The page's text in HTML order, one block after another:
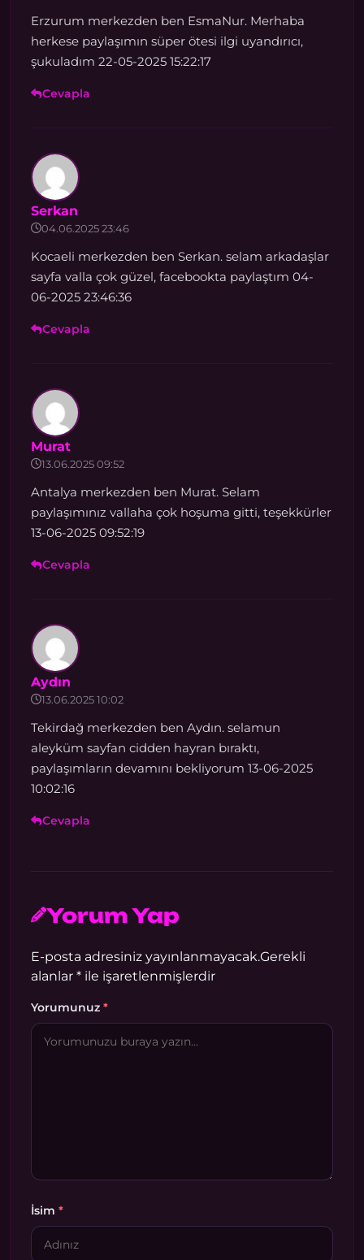
Erzurum merkezden ben EsmaNur. Merhaba
herkese paylaşımın süper ötesi ilgi uyandırıcı,
şukuladım 22-05-2025 15:22:17
Cevapla
Serkan
04.06.2025 23:46
Kocaeli merkezden ben Serkan. selam arkadaşlar
sayfa valla çok güzel, facebookta paylaştım 04-
06-2025 23:46:36
Cevapla
Murat
13.06.2025 09:52
Antalya merkezden ben Murat. Selam
paylaşımınız vallaha çok hoşuma gitti, teşekkürler
13-06-2025 09:52:19
Cevapla
Aydın
13.06.2025 10:02
Tekirdağ merkezden ben Aydın. selamun
aleyküm sayfan cidden hayran bıraktı,
paylaşımların devamını bekliyorum 13-06-2025
10:02:16
Cevapla
Yorum Yap
E-posta adresiniz yayınlanmayacak.Gerekli
alanlar * ile işaretlenmişlerdir
Yorumunuz *
İsim *